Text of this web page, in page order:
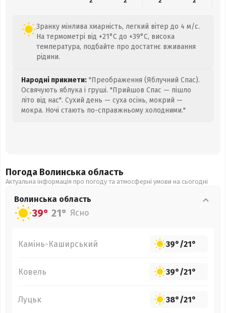
Зранку мінлива хмарність, легкий вітер до 4 м/с.
На термометрі від +21°C до +39°C, висока
температура, подбайте про достатнє вживання
рідини.
Народні прикмети: "Преображення (Яблучний Спас).
Освячують яблука і груші. "Прийшов Спас — пішло
літо від нас". Сухий день — суха осінь, мокрий —
мокра. Ночі стають по-справжньому холодними."
Погода Волинська область
Актуальна інформація про погоду та атмосферні умови на сьогодні
Волинська область
39° 21° Ясно
Камінь-Каширський 39°/21°
Ковель 39°/21°
Луцьк 38°/21°